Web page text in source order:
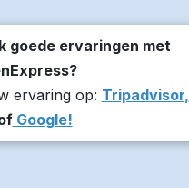
goede ervaringen met
ervaring op: Tripadvisor,
Google!